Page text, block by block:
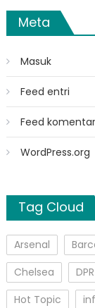
Meta
Masuk
Feed entri
Feed komentar
WordPress.org
Tag Cloud
Arsenal
Chelsea
DPR
Hot Topic